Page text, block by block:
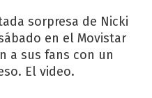
sorpresa de Nicki
en el Movistar
a sus fans con un
El video.